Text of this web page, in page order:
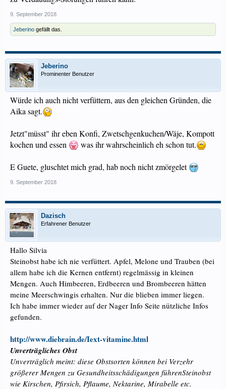
9. September 2018
Jeberino gefällt das.
Jeberino
Prominenter Benutzer
Würde ich auch nicht verfüttern, aus den gleichen Gründen, die
Aika sagt.
Jetzt"müsst" ihr eben Konfi, Zwetschgenkuchen/Wäje, Kompott
kochen und essen
was ihr wahrscheinlich eh schon tut.
E Guete, gluschtet mich grad, hab noch nicht zmörgelet
9. September 2018
Dazisch
Erfahrener Benutzer
Hallo Silvia
Steinobst habe ich nie verfüttert. Apfel, Melone und Trauben (bei
allem habe ich die Kernen entfernt) regelmässig in kleinen
Mengen. Auch Himbeeren, Erdbeeren und Brombeeren hätten
meine Meerschwingis erhalten. Nur die blieben immer liegen.
Ich habe immer wieder auf der Nager Info Seite nützliche Infos
gefunden.
http://www.diebrain.de/Iext-vitamine.html
Unverträgliches Obst
Unverträglich meint: diese Obstsorten können bei Verzehr
größerer Mengen zu Gesundheitsschädigungen führenSteinobst
wie Kirschen, Pfirsich, Pflaume, Nektarine, Mirabelle etc.